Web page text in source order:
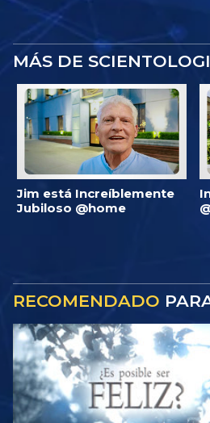
MÁS DE
Jim está Increíblemente
Jubiloso @home
RECOMENDADO